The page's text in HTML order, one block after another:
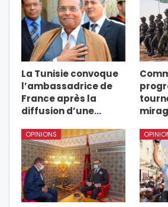
La Tunisie convoque
l’ambassadrice de
France après la
diffusion d’une…
OPINIONS